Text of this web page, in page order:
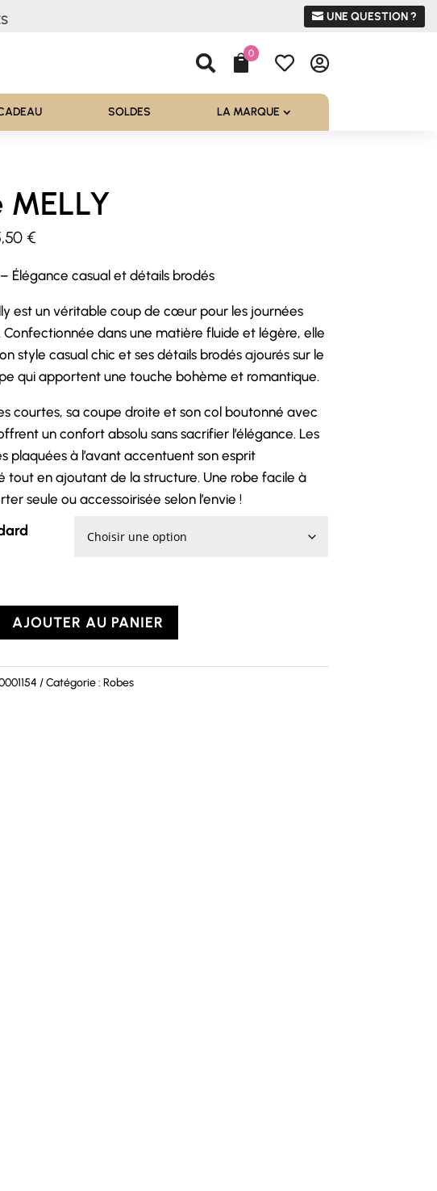
UNE QUESTION ?
 0  
SOLDES LA MARQUE
MELLY
:
€.
€Le
actuel
est :
25,50 €.
Élégance casual et détails brodés
est un véritable coup de cœur pour les journées
Confectionnée dans une matière fluide et légère, elle
style casual chic et ses détails brodés ajourés sur le
qui apportent une touche bohème et romantique.
courtes, sa coupe droite et son col boutonné avec
un confort absolu sans sacrifier l’élégance. Les
plaquées à l’avant accentuent son esprit
tout en ajoutant de la structure. Une robe facile à
seule ou accessoirisée selon l’envie !
AJOUTER AU PANIER
Catégorie : Robes